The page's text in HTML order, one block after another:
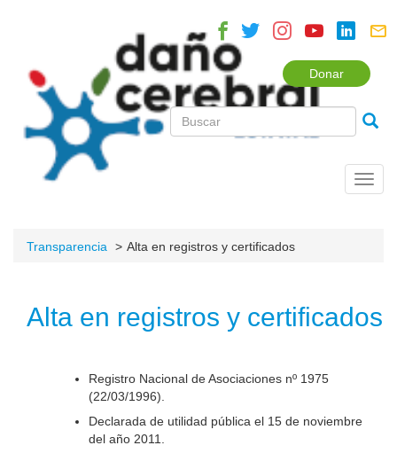
Donar
Transparencia Alta en registros y certificados
Alta en registros y certificados
Registro Nacional de Asociaciones nº 1975
(22/03/1996).
Declarada de utilidad pública el 15 de noviembre
del año 2011.